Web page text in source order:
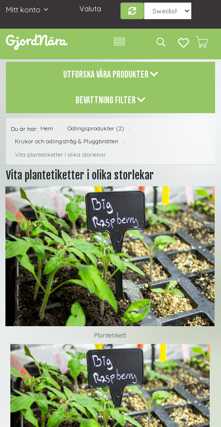
Mitt konto Valuta
UTFORSKA VÅRA PRODUKTER
BEVATTNING FILTER
Du är här: Hem / Odlingsprodukter (2)
/
Krukor och odlingstråg & Pluggbrätten
/
Vita plantetiketter i olika storlekar
Vita plantetiketter i olika storlekar
Plantetikett